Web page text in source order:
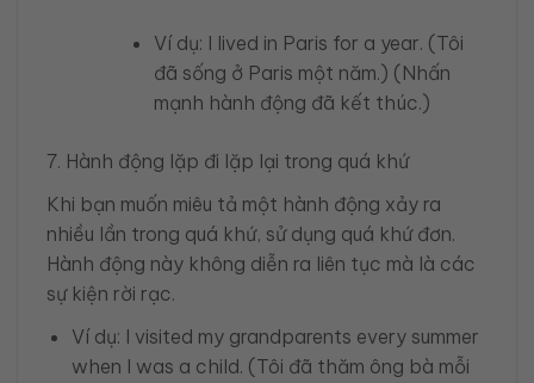
Ví dụ: I lived in Paris for a year. (Tôi
đã sống ở Paris một năm.) (Nhấn
mạnh hành động đã kết thúc.)
7. Hành động lặp đi lặp lại trong quá khứ
Khi bạn muốn miêu tả một hành động xảy ra
nhiều lần trong quá khứ, sử dụng quá khứ đơn.
Hành động này không diễn ra liên tục mà là các
sự kiện rời rạc.
Ví dụ: I visited my grandparents every summer
when I was a child. (Tôi đã thăm ông bà mỗi